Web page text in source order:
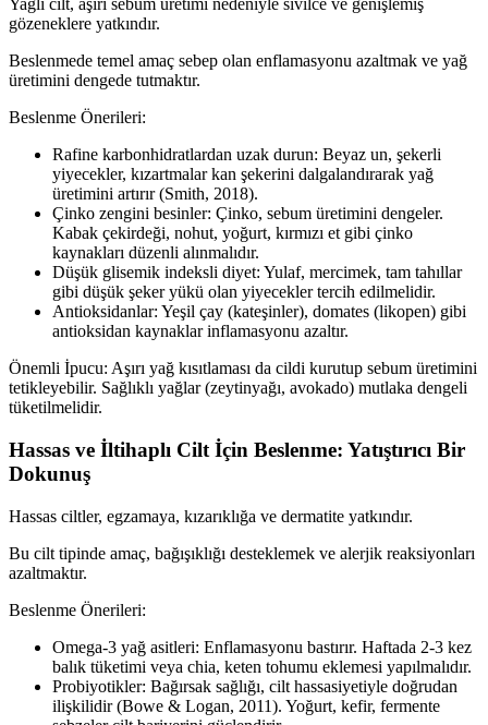
Yağlı cilt, aşırı sebum üretimi nedeniyle sivilce ve genişlemiş
gözeneklere yatkındır.
Beslenmede temel amaç sebep olan enflamasyonu azaltmak ve yağ
üretimini dengede tutmaktır.
Beslenme Önerileri:
Rafine karbonhidratlardan uzak durun: Beyaz un, şekerli
yiyecekler, kızartmalar kan şekerini dalgalandırarak yağ
üretimini artırır (Smith, 2018).
Çinko zengini besinler: Çinko, sebum üretimini dengeler.
Kabak çekirdeği, nohut, yoğurt, kırmızı et gibi çinko
kaynakları düzenli alınmalıdır.
Düşük glisemik indeksli diyet: Yulaf, mercimek, tam tahıllar
gibi düşük şeker yükü olan yiyecekler tercih edilmelidir.
Antioksidanlar: Yeşil çay (kateşinler), domates (likopen) gibi
antioksidan kaynaklar inflamasyonu azaltır.
Önemli İpucu: Aşırı yağ kısıtlaması da cildi kurutup sebum üretimini
tetikleyebilir. Sağlıklı yağlar (zeytinyağı, avokado) mutlaka dengeli
tüketilmelidir.
Hassas ve İltihaplı Cilt İçin Beslenme: Yatıştırıcı Bir
Dokunuş
Hassas ciltler, egzamaya, kızarıklığa ve dermatite yatkındır.
Bu cilt tipinde amaç, bağışıklığı desteklemek ve alerjik reaksiyonları
azaltmaktır.
Beslenme Önerileri:
Omega-3 yağ asitleri: Enflamasyonu bastırır. Haftada 2-3 kez
balık tüketimi veya chia, keten tohumu eklemesi yapılmalıdır.
Probiyotikler: Bağırsak sağlığı, cilt hassasiyetiyle doğrudan
ilişkilidir (Bowe & Logan, 2011). Yoğurt, kefir, fermente